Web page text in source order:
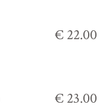
€ 22.00
€ 23.00